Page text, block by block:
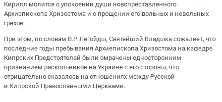
Кирилл молится о упокоении души новопреставленного
Архиепископа Хризостома и о прощении его вольных и невольных
грехов.
При этом, по словам В.Р. Легойды, Святейший Владыка сожалеет, что
последние годы пребывания Архиепископа Хризостома на кафедре
Кипрских Предстоятелей были омрачены односторонним
признанием раскольников на Украине с его стороны, что
отрицательно сказалось на отношениях между Русской
и Кипрской Православными Церквами.